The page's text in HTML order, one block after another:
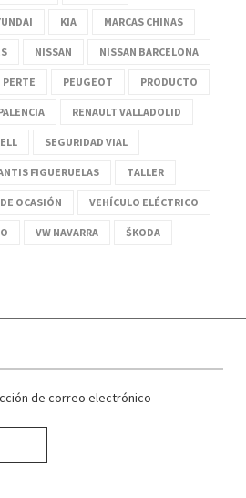
KIA MARCAS CHINAS
NISSAN NISSAN BARCELONA
PERTE PEUGEOT PRODUCTO
RENAULT VALLADOLID
SEGURIDAD VIAL
FIGUERUELAS TALLER
OCASIÓN VEHÍCULO ELÉCTRICO
VW NAVARRA ŠKODA
de correo electrónico